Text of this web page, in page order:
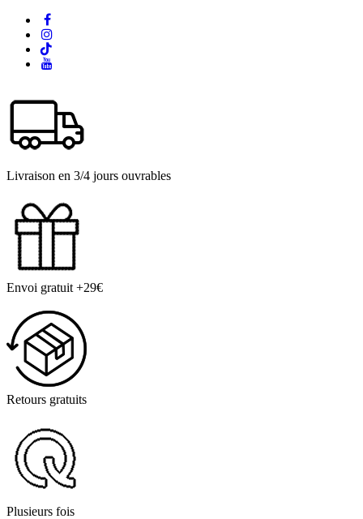
Livraison en 3/4 jours ouvrables
Envoi gratuit +29€
Retours gratuits
Plusieurs fois